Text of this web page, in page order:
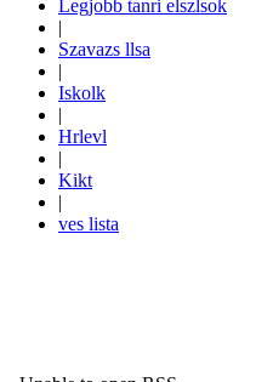
Legjobb tanri elszlsok
|
Szavazs llsa
|
Iskolk
|
Hrlevl
|
Kikt
|
ves lista